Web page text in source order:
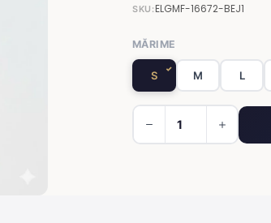
SKU:ELGMF-16672-BEJ1
MĂRIME
S M L